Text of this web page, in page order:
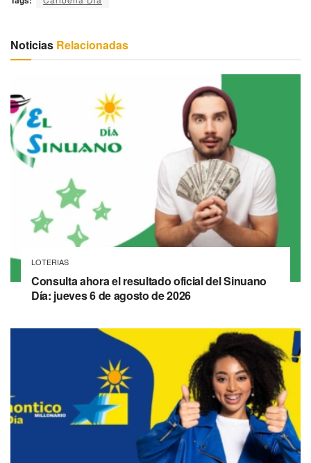
Noticias Relacionadas
LOTERIAS
Consulta ahora el resultado oficial del Sinuano
Día: jueves 6 de agosto de 2026